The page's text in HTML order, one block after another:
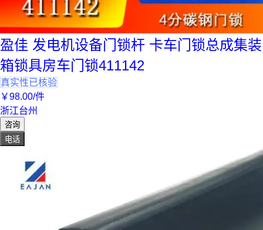
盈佳 发电机设备门锁杆 卡车门锁总成集装
箱锁具房车门锁411142
真实性已核验
￥98.00/件
浙江台州
咨询
电话